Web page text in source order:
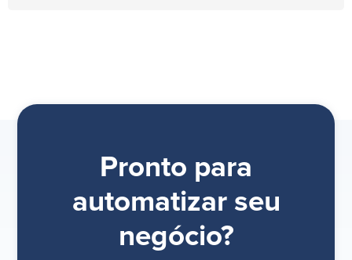
Pronto para
automatizar seu
negócio?